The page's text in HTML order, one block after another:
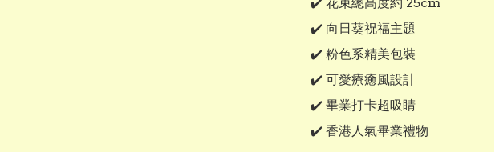
✔️ 向日葵祝福主題
✔️ 粉色系精美包裝
✔️ 可愛療癒風設計
✔️ 畢業打卡超吸睛
✔️ 香港人氣畢業禮物